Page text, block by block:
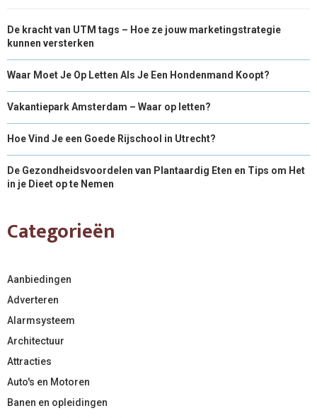
De kracht van UTM tags – Hoe ze jouw marketingstrategie
kunnen versterken
Waar Moet Je Op Letten Als Je Een Hondenmand Koopt?
Vakantiepark Amsterdam – Waar op letten?
Hoe Vind Je een Goede Rijschool in Utrecht?
De Gezondheidsvoordelen van Plantaardig Eten en Tips om Het
in je Dieet op te Nemen
Categorieën
Aanbiedingen
Adverteren
Alarmsysteem
Architectuur
Attracties
Auto's en Motoren
Banen en opleidingen